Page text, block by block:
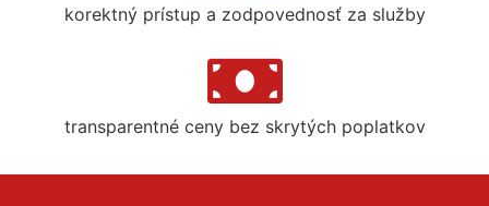
korektný prístup a zodpovednosť za služby
transparentné ceny bez skrytých poplatkov